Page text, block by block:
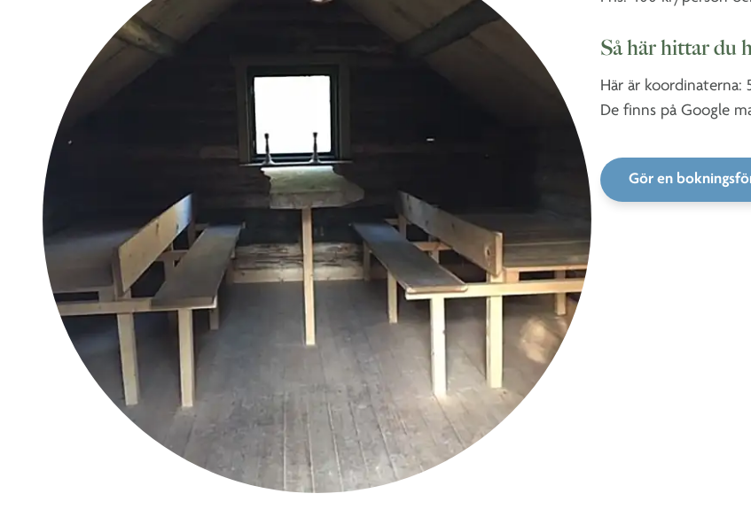
Så här hittar du
Här är koordinaterna:
De finns på Google
Gör en